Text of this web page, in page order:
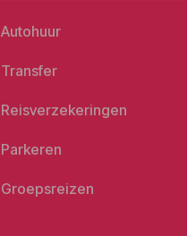
Autohuur
Transfer
Reisverzekeringen
Parkeren
Groepsreizen